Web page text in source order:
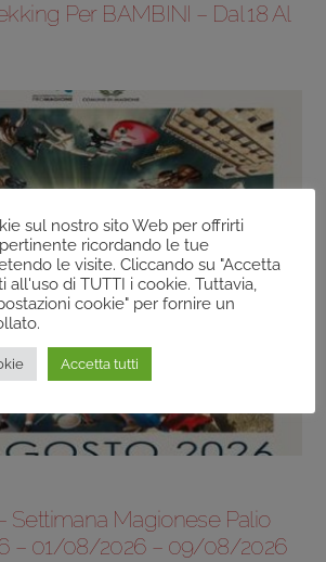
Per BAMBINI – Dal 18 Al
Settimana Magionese Palio
– 01/08/2026 – 09/08/2026
sul nostro sito Web per offrirti
ricordando le tue
le visite. Cliccando su "Accetta
all'uso di TUTTI i cookie. Tuttavia,
cookie" per fornire un
Accetta tutti